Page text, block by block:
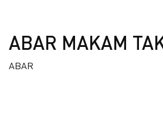
ABAR MAKAM
ABAR